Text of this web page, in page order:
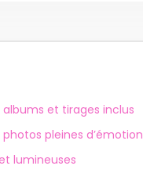
et tirages inclus
pleines d’émotion
lumineuses